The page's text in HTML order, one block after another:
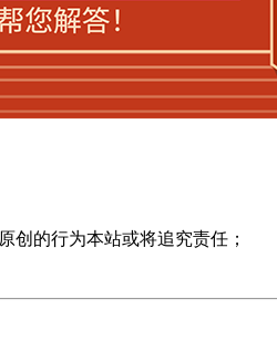
创的行为本站或将追究责任；